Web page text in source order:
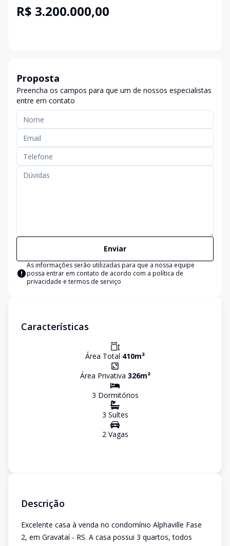
R$ 3.200.000,00
Proposta
Preencha os campos para que um de nossos especialistas
entre em contato
Enviar
As informações serão utilizadas para que a nossa equipe
possa entrar em contato de acordo com a política de
privacidade e termos de serviço
Características
Área Total 410m²
Área Privativa 326m²
3 Dormitórios
3 Suítes
2Vagas
Descrição
Excelente casa à venda no condomínio Alphaville Fase
2, em Gravataí - RS. A casa possui 3 quartos, todos